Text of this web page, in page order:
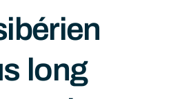
long